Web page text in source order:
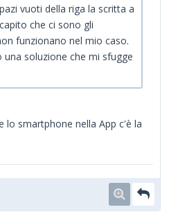
vuoti della riga la scritta a
che ci sono gli
funzionano nel mio caso.
soluzione che mi sfugge
lo smartphone nella App c'è la